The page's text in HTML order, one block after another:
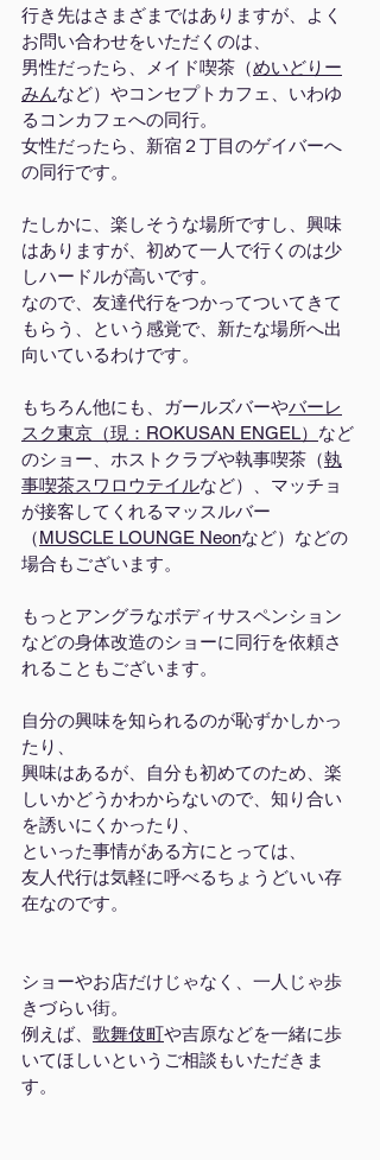
行き先はさまざまではありますが、よく
お問い合わせをいただくのは、
男性だったら、メイド喫茶（めいどりー
みんなど）やコンセプトカフェ、いわゆ
るコンカフェへの同行。
女性だったら、新宿２丁目のゲイバーへ
の同行です。
たしかに、楽しそうな場所ですし、興味
はありますが、初めて一人で行くのは少
しハードルが高いです。
なので、友達代行をつかってついてきて
もらう、という感覚で、新たな場所へ出
向いているわけです。
もちろん他にも、ガールズバーやバーレ
スク東京（現：ROKUSAN ENGEL） など
のショー、ホストクラブや執事喫茶（執
事喫茶スワロウテイルなど）、マッチョ
が接客してくれるマッスルバー
（MUSCLE LOUNGE Neonなど）などの
場合もございます。
もっとアングラなボディサスペンション
などの身体改造のショーに同行を依頼さ
れることもございます。
自分の興味を知られるのが恥ずかしかっ
たり、
興味はあるが、自分も初めてのため、楽
しいかどうかわからないので、知り合い
を誘いにくかったり、
といった事情がある方にとっては、
友人代行は気軽に呼べるちょうどいい存
在なのです。
ショーやお店だけじゃなく、一人じゃ歩
きづらい街。
例えば、 歌舞伎町や吉原などを一緒に歩
いてほしいというご相談もいただきま
す。